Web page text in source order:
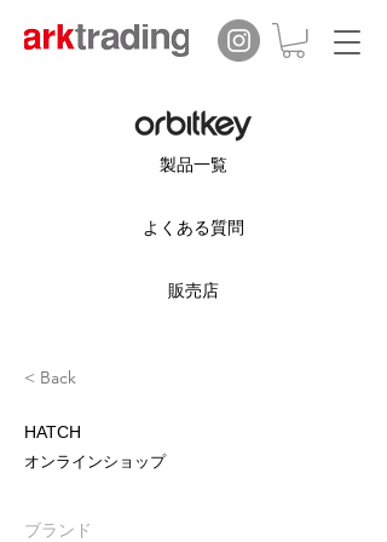
製品一覧
よくある質問
販売店
< Back
HATCH
オンラインショップ
ブランド